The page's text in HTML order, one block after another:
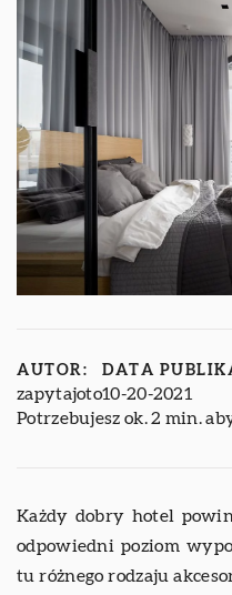
AUTOR:
zapytajoto
DATA
10-20-2021
Potrzebujesz ok. 2 min.
Każdy dobry hotel
odpowiedni poziom
tu różnego rodzaju